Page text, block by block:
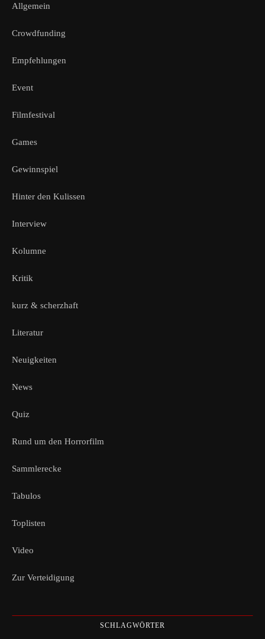
Allgemein
Crowdfunding
Empfehlungen
Event
Filmfestival
Games
Gewinnspiel
Hinter den Kulissen
Interview
Kolumne
Kritik
kurz & scherzhaft
Literatur
Neuigkeiten
News
Quiz
Rund um den Horrorfilm
Sammlerecke
Tabulos
Toplisten
Video
Zur Verteidigung
SCHLAGWÖRTER